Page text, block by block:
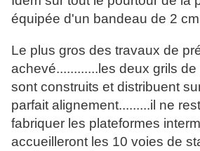
équipée d'un bandeau de 2
Le plus gros des travaux de
achevé............les deux grils
sont construits et distribuent
parfait alignement.........il ne
fabriquer les plateformes
accueilleront les 10 voies de